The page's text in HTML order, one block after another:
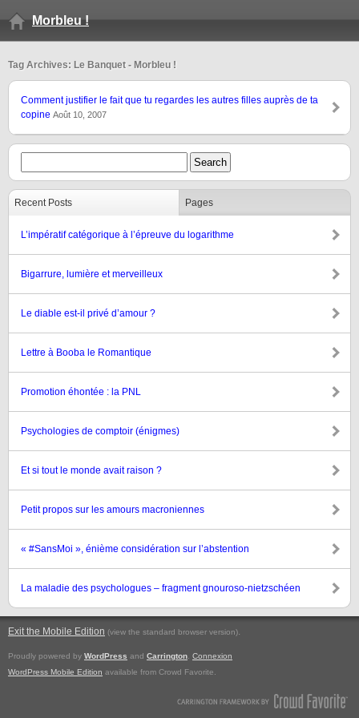
Morbleu !
Tag Archives: Le Banquet - Morbleu !
Comment justifier le fait que tu regardes les autres filles auprès de ta
copine Août 10, 2007
Recent Posts Pages
L’impératif catégorique à l’épreuve du logarithme
Bigarrure, lumière et merveilleux
Le diable est-il privé d’amour ?
Lettre à Booba le Romantique
Promotion éhontée : la PNL
Psychologies de comptoir (énigmes)
Et si tout le monde avait raison ?
Petit propos sur les amours macroniennes
« #SansMoi », énième considération sur l’abstention
La maladie des psychologues – fragment gnouroso-nietzschéen
Exit the Mobile Edition (view the standard browser version).
Proudly powered by WordPress and Carrington Connexion
WordPress Mobile Edition available from Crowd Favorite.